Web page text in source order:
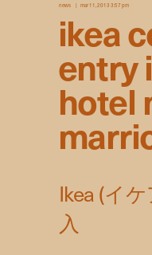
news mar 11, 2013 3:57 pm
ikea
entry
hotel